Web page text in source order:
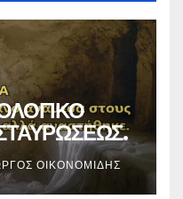
ΟΙΚΟΝΟΜΊΔΗΣ